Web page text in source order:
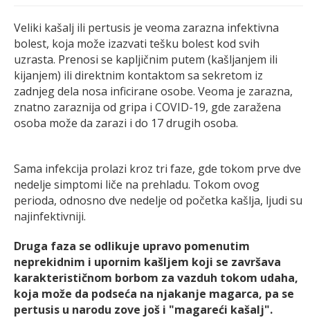
Veliki kašalj ili pertusis je veoma zarazna infektivna
bolest, koja može izazvati tešku bolest kod svih
uzrasta. Prenosi se kapljičnim putem (kašljanjem ili
kijanjem) ili direktnim kontaktom sa sekretom iz
zadnjeg dela nosa inficirane osobe. Veoma je zarazna,
znatno zaraznija od gripa i COVID-19, gde zaražena
osoba može da zarazi i do 17 drugih osoba.
Sama infekcija prolazi kroz tri faze, gde tokom prve dve
nedelje simptomi liče na prehladu. Tokom ovog
perioda, odnosno dve nedelje od početka kašlja, ljudi su
najinfektivniji.
Druga faza se odlikuje upravo pomenutim
neprekidnim i upornim kašljem koji se završava
karakterističnom borbom za vazduh tokom udaha,
koja može da podseća na njakanje magarca, pa se
pertusis u narodu zove još i "magareći kašalj".